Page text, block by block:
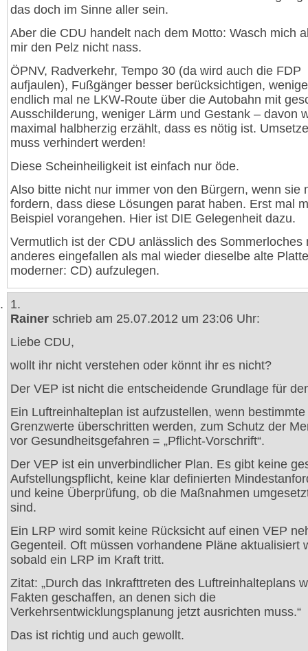
das doch im Sinne aller sein.
Aber die CDU handelt nach dem Motto: Wasch mich
mir den Pelz nicht nass.
ÖPNV, Radverkehr, Tempo 30 (da wird auch die FDP
aufjaulen), Fußgänger besser berücksichtigen,
endlich mal ne LKW-Route über die Autobahn mit
Ausschilderung, weniger Lärm und Gestank – davon
maximal halbherzig erzählt, dass es nötig ist.
muss verhindert werden!
Diese Scheinheiligkeit ist einfach nur öde.
Also bitte nicht nur immer von den Bürgern, wenn sie
fordern, dass diese Lösungen parat haben. Erst mal
Beispiel vorangehen. Hier ist DIE Gelegenheit dazu.
Vermutlich ist der CDU anlässlich des Sommerloches
anderes eingefallen als mal wieder dieselbe alte
moderner: CD) aufzulegen.
1.
Rainer schrieb am 25.07.2012 um 23:06 Uhr:
Liebe CDU,
wollt ihr nicht verstehen oder könnt ihr es nicht?
Der VEP ist nicht die entscheidende Grundlage für
Ein Luftreinhalteplan ist aufzustellen, wenn bestimmte
Grenzwerte überschritten werden, zum Schutz der
vor Gesundheitsgefahren = „Pflicht-Vorschrift“.
Der VEP ist ein unverbindlicher Plan. Es gibt keine
Aufstellungspflicht, keine klar definierten
und keine Überprüfung, ob die Maßnahmen
sind.
Ein LRP wird somit keine Rücksicht auf einen VEP
Gegenteil. Oft müssen vorhandene Pläne aktualisiert
sobald ein LRP im Kraft tritt.
Zitat: „Durch das Inkrafttreten des Luftreinhalteplans
Fakten geschaffen, an denen sich die
Verkehrsentwicklungsplanung jetzt ausrichten muss.“
Das ist richtig und auch gewollt.